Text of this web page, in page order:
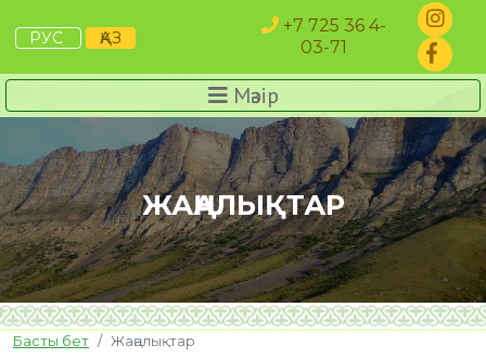
РУС ҚАЗ
+7 725 36 4-
03-71
Мәзір
ЖАҢАЛЫҚТАР
Басты бет Жаңалықтар